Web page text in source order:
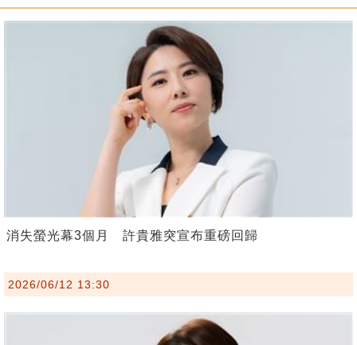
消失螢光幕3個月 許貴雅突宣布重磅回歸
2026/06/12 13:30